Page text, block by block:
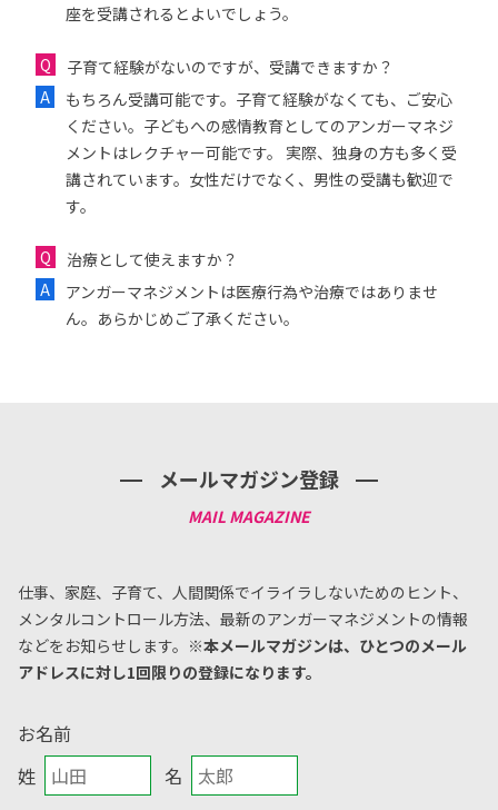
座を受講されるとよいでしょう。
子育て経験がないのですが、受講できますか？
もちろん受講可能です。子育て経験がなくても、ご安心
ください。子どもへの感情教育としてのアンガーマネジ
メントはレクチャー可能です。 実際、独身の方も多く受
講されています。女性だけでなく、男性の受講も歓迎で
す。
治療として使えますか？
アンガーマネジメントは医療行為や治療ではありませ
ん。あらかじめご了承ください。
メールマガジン登録
仕事、家庭、子育て、人間関係でイライラしないためのヒント、
メンタルコントロール方法、 最新のアンガーマネジメントの情報
などをお知らせします。 ※本メールマガジンは、ひとつのメール
アドレスに対し1回限りの登録になります。
お名前
姓
名